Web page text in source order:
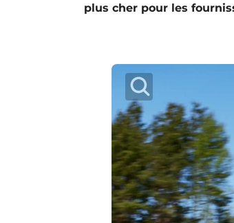
plus cher pour les